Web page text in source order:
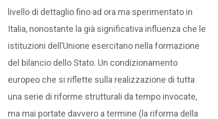
livello di dettaglio fino ad ora ma sperimentato in
Italia, nonostante la già significativa influenza che le
istituzioni dell’Unione esercitano nella formazione
del bilancio dello Stato. Un condizionamento
europeo che si riflette sulla realizzazione di tutta
una serie di riforme strutturali da tempo invocate,
ma mai portate davvero a termine (la riforma della